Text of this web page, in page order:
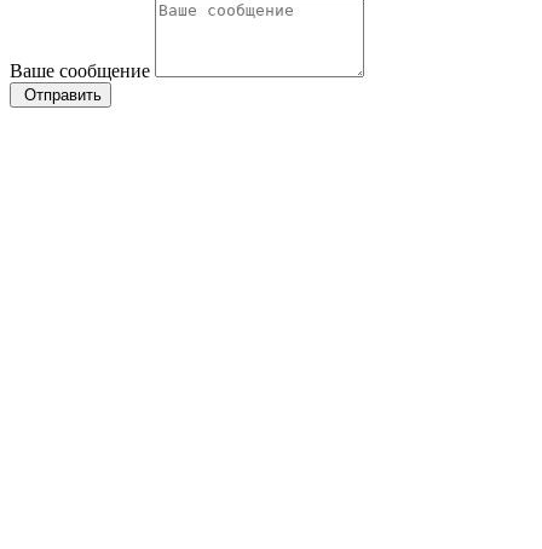
Ваше сообщение
Отправить